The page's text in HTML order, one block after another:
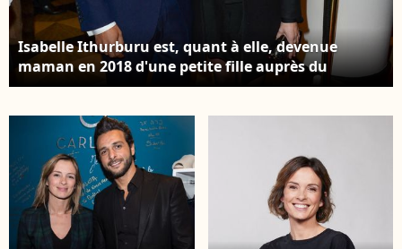
Isabelle Ithurburu est, quant à elle, devenue
maman en 2018 d'une petite fille auprès du
chanteur Maxime Nucci. Maxime Nucci et Isabelle
des César du cinéma qui s'est tenue à la salle Pleyel
à Paris, France, le 2 mars 2018. Photo Berzane-
Marechal-Wyters/Abaca